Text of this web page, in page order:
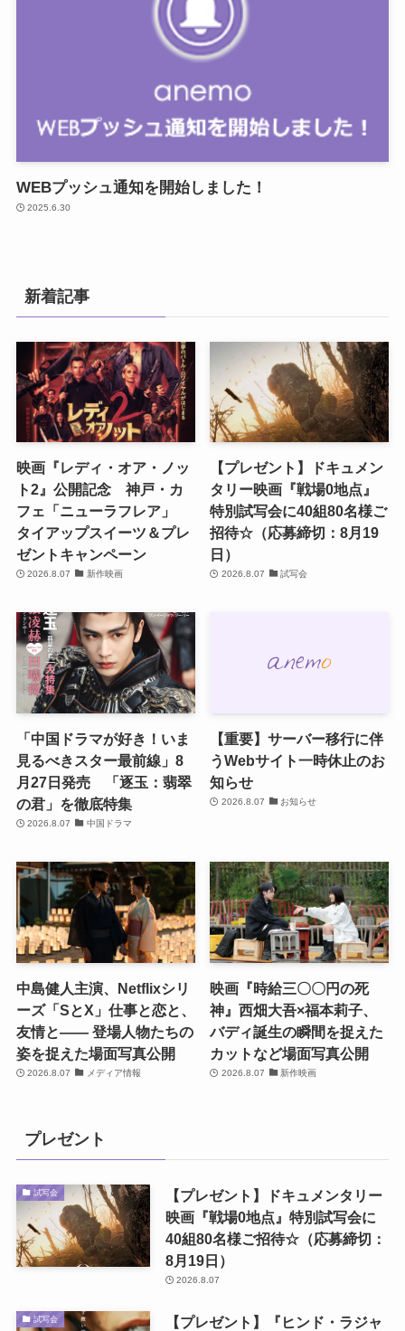
WEBプッシュ通知を開始しました！
2025.6.30
新着記事
映画『レディ・オア・ノッ
ト2』公開記念 神戸・カ
フェ「ニューラフレア」
タイアップスイーツ＆プレ
ゼントキャンペーン
2026.8.07 新作映画
【プレゼント】ドキュメン
タリー映画『戦場0地点』
特別試写会に40組80名様ご
招待☆（応募締切：8月19
日）
2026.8.07 試写会
「中国ドラマが好き！いま
見るべきスター最前線」8
月27日発売 「逐玉：翡翠
の君」を徹底特集
2026.8.07 中国ドラマ
【重要】サーバー移行に伴
うWebサイト一時休止のお
知らせ
2026.8.07 お知らせ
中島健人主演、Netflixシリ
ーズ「SとX」仕事と恋と、
友情と―― 登場人物たちの
姿を捉えた場面写真公開
2026.8.07 メディア情報
映画『時給三〇〇円の死
神』西畑大吾×福本莉子、
バディ誕生の瞬間を捉えた
カットなど場面写真公開
2026.8.07 新作映画
プレゼント
試写会
【プレゼント】ドキュメンタリー
映画『戦場0地点』特別試写会に
40組80名様ご招待☆（応募締切：
8月19日）
2026.8.07
試写会
【プレゼント】『ヒンド・ラジャ